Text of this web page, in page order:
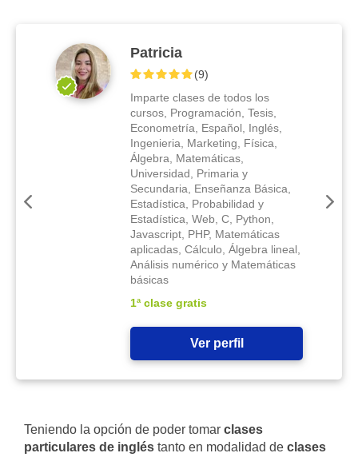
Patricia
(9)
Imparte clases de todos los
cursos, Programación, Tesis,
Econometría, Español, Inglés,
Ingenieria, Marketing, Física,
Álgebra, Matemáticas,
Universidad, Primaria y
Secundaria, Enseñanza Básica,
Estadística, Probabilidad y
Estadística, Web, C, Python,
Javascript, PHP, Matemáticas
aplicadas, Cálculo, Álgebra lineal,
Análisis numérico y Matemáticas
básicas
1ª clase gratis
Ver perfil
Teniendo la opción de poder tomar clases
particulares de inglés tanto en modalidad de clases